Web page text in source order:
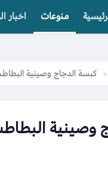
منوعات اخبار
» كبسة الدجاج وصينية
وصينية